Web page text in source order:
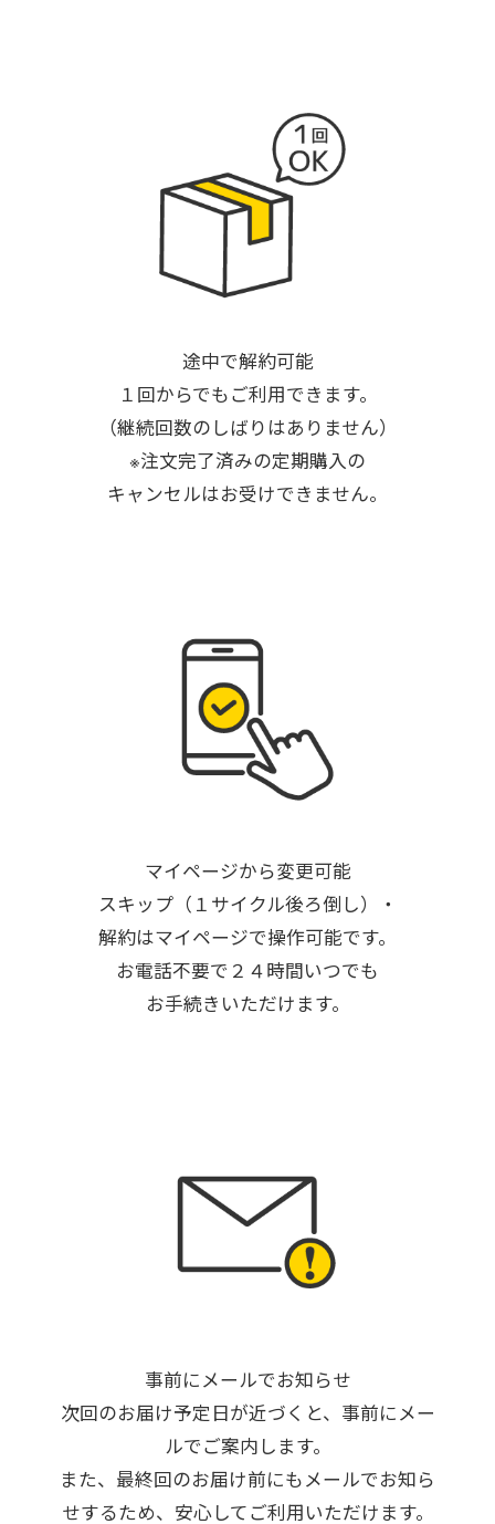
途中で解約可能
１回からでもご利用できます。
（継続回数のしばりはありません）
※注文完了済みの定期購入の
キャンセルはお受けできません。
マイページから変更可能
スキップ（１サイクル後ろ倒し）・
解約はマイページで操作可能です。
お電話不要で２４時間いつでも
お手続きいただけます。
事前にメールでお知らせ
次回のお届け予定日が近づくと、事前にメー
ルでご案内します。
また、最終回のお届け前にもメールでお知ら
せするため、安心してご利用いただけます。